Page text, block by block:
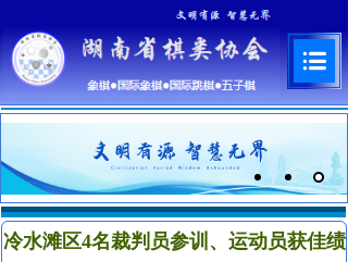
冷水滩区4名裁判员参训、运动员获佳绩